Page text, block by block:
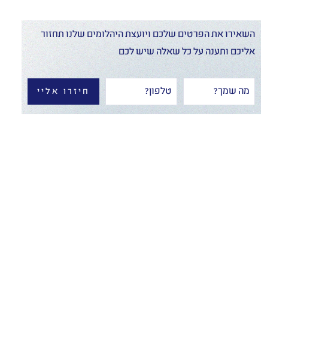
השאירו את הפרטים שלכם ויועצת היהלומים שלנו תחזור
אליכם ותענה על כל שאלה שיש לכם
חיזרו אליי